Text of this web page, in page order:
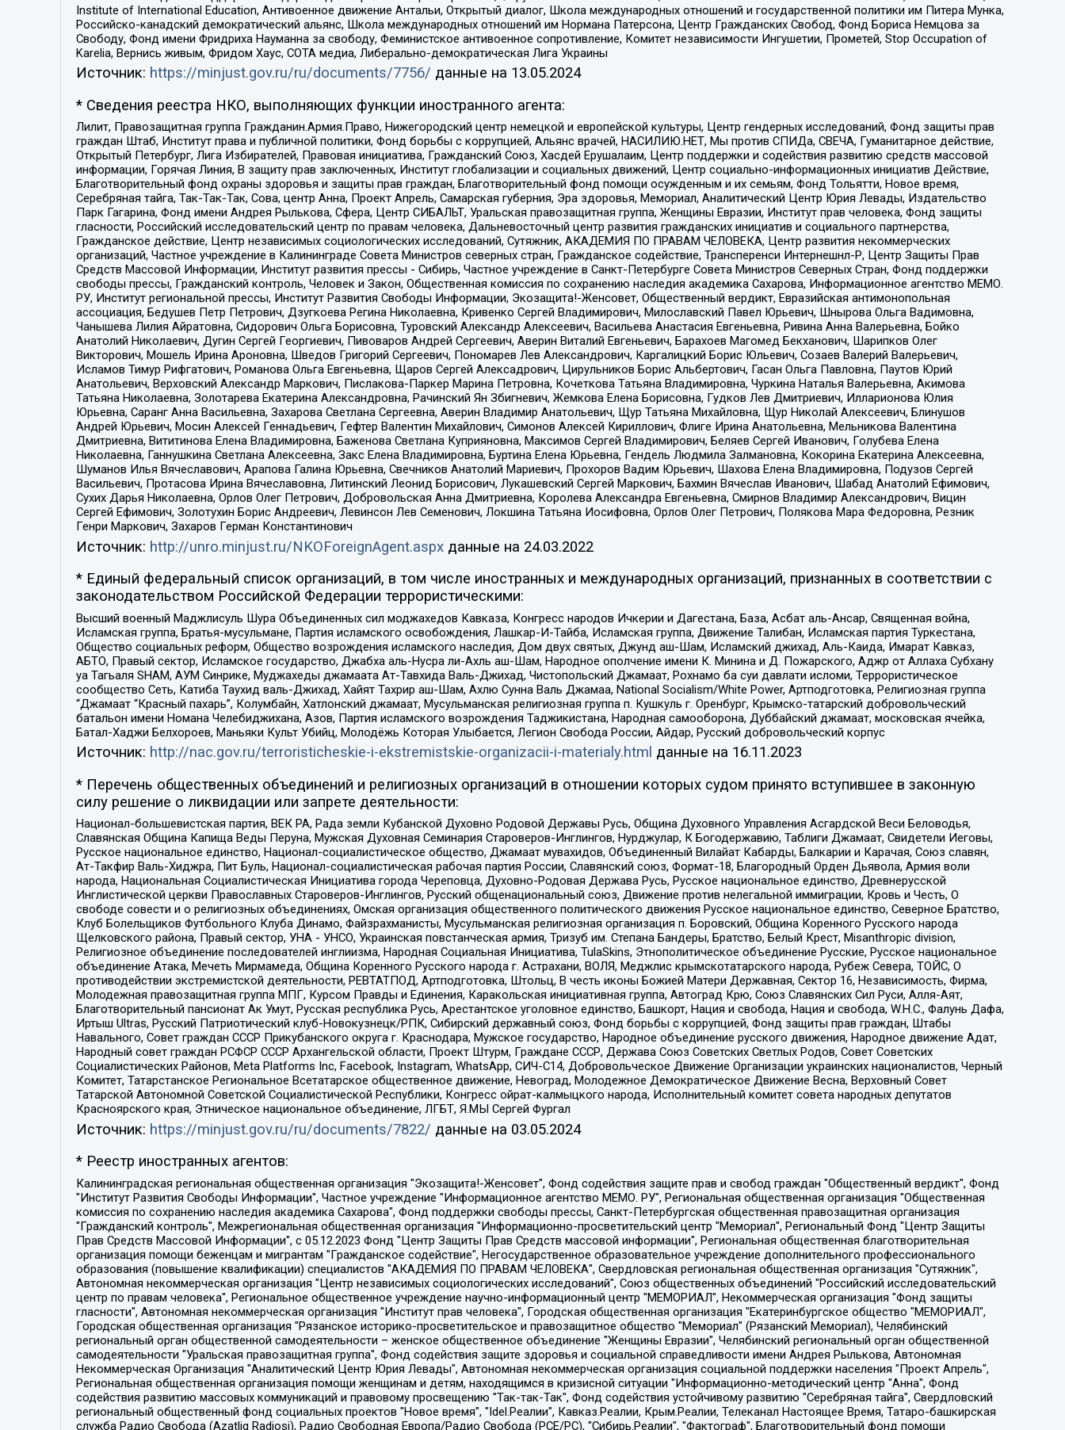
Institute of International Education, Антивоенное движение Антальи, Открытый диалог, Школа международных отношений и государственной политики им Питера Мунка,
Российско-канадский демократический альянс, Школа международных отношений им Нормана Патерсона, Центр Гражданских Свобод, Фонд Бориса Немцова за
Свободу, Фонд имени Фридриха Науманна за свободу, Феминистское антивоенное сопротивление, Комитет независимости Ингушетии, Прометей, Stop Occupation of
Karelia, Вернись живым, Фридом Хаус, СОТА медиа, Либерально-демократическая Лига Украины
Источник: https://minjust.gov.ru/ru/documents/7756/ данные на 13.05.2024
* Сведения реестра НКО, выполняющих функции иностранного агента:
Лилит, Правозащитная группа Гражданин.Армия.Право, Нижегородский центр немецкой и европейской культуры, Центр гендерных исследований, Фонд защиты прав
граждан Штаб, Институт права и публичной политики, Фонд борьбы с коррупцией, Альянс врачей, НАСИЛИЮ.НЕТ, Мы против СПИДа, СВЕЧА, Гуманитарное действие,
Открытый Петербург, Лига Избирателей, Правовая инициатива, Гражданский Союз, Хасдей Ерушалаим, Центр поддержки и содействия развитию средств массовой
информации, Горячая Линия, В защиту прав заключенных, Институт глобализации и социальных движений, Центр социально-информационных инициатив Действие,
Благотворительный фонд охраны здоровья и защиты прав граждан, Благотворительный фонд помощи осужденным и их семьям, Фонд Тольятти, Новое время,
Серебряная тайга, Так-Так-Так, Сова, центр Анна, Проект Апрель, Самарская губерния, Эра здоровья, Мемориал, Аналитический Центр Юрия Левады, Издательство
Парк Гагарина, Фонд имени Андрея Рылькова, Сфера, Центр СИБАЛЬТ, Уральская правозащитная группа, Женщины Евразии, Институт прав человека, Фонд защиты
гласности, Российский исследовательский центр по правам человека, Дальневосточный центр развития гражданских инициатив и социального партнерства,
Гражданское действие, Центр независимых социологических исследований, Сутяжник, АКАДЕМИЯ ПО ПРАВАМ ЧЕЛОВЕКА, Центр развития некоммерческих
организаций, Частное учреждение в Калининграде Совета Министров северных стран, Гражданское содействие, Трансперенси Интернешнл-Р, Центр Защиты Прав
Средств Массовой Информации, Институт развития прессы - Сибирь, Частное учреждение в Санкт-Петербурге Совета Министров Северных Стран, Фонд поддержки
свободы прессы, Гражданский контроль, Человек и Закон, Общественная комиссия по сохранению наследия академика Сахарова, Информационное агентство МЕМО.
РУ, Институт региональной прессы, Институт Развития Свободы Информации, Экозащита!-Женсовет, Общественный вердикт, Евразийская антимонопольная
ассоциация, Бедушев Петр Петрович, Дзугкоева Регина Николаевна, Кривенко Сергей Владимирович, Милославский Павел Юрьевич, Шнырова Ольга Вадимовна,
Чанышева Лилия Айратовна, Сидорович Ольга Борисовна, Туровский Александр Алексеевич, Васильева Анастасия Евгеньевна, Ривина Анна Валерьевна, Бойко
Анатолий Николаевич, Дугин Сергей Георгиевич, Пивоваров Андрей Сергеевич, Аверин Виталий Евгеньевич, Барахоев Магомед Бекханович, Шарипков Олег
Викторович, Мошель Ирина Ароновна, Шведов Григорий Сергеевич, Пономарев Лев Александрович, Каргалицкий Борис Юльевич, Созаев Валерий Валерьевич,
Исламов Тимур Рифгатович, Романова Ольга Евгеньевна, Щаров Сергей Алексадрович, Цирульников Борис Альбертович, Гасан Ольга Павловна, Паутов Юрий
Анатольевич, Верховский Александр Маркович, Пислакова-Паркер Марина Петровна, Кочеткова Татьяна Владимировна, Чуркина Наталья Валерьевна, Акимова
Татьяна Николаевна, Золотарева Екатерина Александровна, Рачинский Ян Збигневич, Жемкова Елена Борисовна, Гудков Лев Дмитриевич, Илларионова Юлия
Юрьевна, Саранг Анна Васильевна, Захарова Светлана Сергеевна, Аверин Владимир Анатольевич, Щур Татьяна Михайловна, Щур Николай Алексеевич, Блинушов
Андрей Юрьевич, Мосин Алексей Геннадьевич, Гефтер Валентин Михайлович, Симонов Алексей Кириллович, Флиге Ирина Анатольевна, Мельникова Валентина
Дмитриевна, Вититинова Елена Владимировна, Баженова Светлана Куприяновна, Максимов Сергей Владимирович, Беляев Сергей Иванович, Голубева Елена
Николаевна, Ганнушкина Светлана Алексеевна, Закс Елена Владимировна, Буртина Елена Юрьевна, Гендель Людмила Залмановна, Кокорина Екатерина Алексеевна,
Шуманов Илья Вячеславович, Арапова Галина Юрьевна, Свечников Анатолий Мариевич, Прохоров Вадим Юрьевич, Шахова Елена Владимировна, Подузов Сергей
Васильевич, Протасова Ирина Вячеславовна, Литинский Леонид Борисович, Лукашевский Сергей Маркович, Бахмин Вячеслав Иванович, Шабад Анатолий Ефимович,
Сухих Дарья Николаевна, Орлов Олег Петрович, Добровольская Анна Дмитриевна, Королева Александра Евгеньевна, Смирнов Владимир Александрович, Вицин
Сергей Ефимович, Золотухин Борис Андреевич, Левинсон Лев Семенович, Локшина Татьяна Иосифовна, Орлов Олег Петрович, Полякова Мара Федоровна, Резник
Генри Маркович, Захаров Герман Константинович
Источник: http://unro.minjust.ru/NKOForeignAgent.aspxданные на 24.03.2022
* Единый федеральный список организаций, в том числе иностранных и международных организаций, признанных в соответствии с
законодательством Российской Федерации террористическими:
Высший военный Маджлисуль Шура Объединенных сил моджахедов Кавказа, Конгресс народов Ичкерии и Дагестана, База, Асбат аль-Ансар, Священная война,
Исламская группа, Братья-мусульмане, Партия исламского освобождения, Лашкар-И-Тайба, Исламская группа, Движение Талибан, Исламская партия Туркестана,
Общество социальных реформ, Общество возрождения исламского наследия, Дом двух святых, Джунд аш-Шам, Исламский джихад, Аль-Каида, Имарат Кавказ,
АБТО, Правый сектор, Исламское государство, Джабха аль-Нусра ли-Ахль аш-Шам, Народное ополчение имени К. Минина и Д. Пожарского, Аджр от Аллаха Субхану
уа Тагьаля SHAM, АУМ Синрике, Муджахеды джамаата Ат-Тавхида Валь-Джихад, Чистопольский Джамаат, Рохнамо ба суи давлати исломи, Террористическое
сообщество Сеть, Катиба Таухид валь-Джихад, Хайят Тахрир аш-Шам, Ахлю Сунна Валь Джамаа, National Socialism/White Power, Артподготовка, Религиозная группа
“Джамаат “Красный пахарь”, Колумбайн, Хатлонский джамаат, Мусульманская религиозная группа п. Кушкуль г. Оренбург, Крымско-татарский добровольческий
батальон имени Номана Челебиджихана, Азов, Партия исламского возрождения Таджикистана, Народная самооборона, Дуббайский джамаат, московская ячейка,
Батал-Хаджи Белхороев, Маньяки Культ Убийц, Молодёжь Которая Улыбается, Легион Свобода России, Айдар, Русский добровольческий корпус
Источник: http://nac.gov.ru/terroristicheskie-i-ekstremistskie-organizacii-i-materialy.html данные на 16.11.2023
* Перечень общественных объединений и религиозных организаций в отношении которых судом принято вступившее в законную
силу решение о ликвидации или запрете деятельности:
Национал-большевистская партия, ВЕК РА, Рада земли Кубанской Духовно Родовой Державы Русь, Община Духовного Управления Асгардской Веси Беловодья,
Славянская Община Капища Веды Перуна, Мужская Духовная Семинария Староверов-Инглингов, Нурджулар, К Богодержавию, Таблиги Джамаат, Свидетели Иеговы,
Русское национальное единство, Национал-социалистическое общество, Джамаат мувахидов, Объединенный Вилайат Кабарды, Балкарии и Карачая, Союз славян,
Ат-Такфир Валь-Хиджра, Пит Буль, Национал-социалистическая рабочая партия России, Славянский союз, Формат-18, Благородный Орден Дьявола, Армия воли
народа, Национальная Социалистическая Инициатива города Череповца, Духовно-Родовая Держава Русь, Русское национальное единство, Древнерусской
Инглистической церкви Православных Староверов-Инглингов, Русский общенациональный союз, Движение против нелегальной иммиграции, Кровь и Честь, О
свободе совести и о религиозных объединениях, Омская организация общественного политического движения Русское национальное единство, Северное Братство,
Клуб Болельщиков Футбольного Клуба Динамо, Файзрахманисты, Мусульманская религиозная организация п. Боровский, Община Коренного Русского народа
Щелковского района, Правый сектор, УНА - УНСО, Украинская повстанческая армия, Тризуб им. Степана Бандеры, Братство, Белый Крест, Misanthropic division,
Религиозное объединение последователей инглиизма, Народная Социальная Инициатива, TulaSkins, Этнополитическое объединение Русские, Русское национальное
объединение Атака, Мечеть Мирмамеда, Община Коренного Русского народа г. Астрахани, ВОЛЯ, Меджлис крымскотатарского народа, Рубеж Севера, ТОЙС, О
противодействии экстремистской деятельности, РЕВТАТПОД, Артподготовка, Штольц, В честь иконы Божией Матери Державная, Сектор 16, Независимость, Фирма,
Молодежная правозащитная группа МПГ, Курсом Правды и Единения, Каракольская инициативная группа, Автоград Крю, Союз Славянских Сил Руси, Алля-Аят,
Благотворительный пансионат Ак Умут, Русская республика Русь, Арестантское уголовное единство, Башкорт, Нация и свобода, Нация и свобода, W.H.С., Фалунь Дафа,
Иртыш Ultras, Русский Патриотический клуб-Новокузнецк/РПК, Сибирский державный союз, Фонд борьбы с коррупцией, Фонд защиты прав граждан, Штабы
Навального, Совет граждан СССР Прикубанского округа г. Краснодара, Мужское государство, Народное объединение русского движения, Народное движение Адат,
Народный совет граждан РСФСР СССР Архангельской области, Проект Штурм, Граждане СССР, Держава Союз Советских Светлых Родов, Совет Советских
Социалистических Районов, Meta Platforms Inc, Facebook, Instagram, WhatsApp, СИЧ-С14, Добровольческое Движение Организации украинских националистов, Черный
Комитет, Татарстанское Региональное Всетатарское общественное движение, Невоград, Молодежное Демократическое Движение Весна, Верховный Совет
Татарской Автономной Советской Социалистической Республики, Конгресс ойрат-калмыцкого народа, Исполнительный комитет совета народных депутатов
Красноярского края, Этническое национальное объединение, ЛГБТ, Я.МЫ Сергей Фургал
Источник: https://minjust.gov.ru/ru/documents/7822/ данные на 03.05.2024
* Реестр иностранных агентов:
Калининградская региональная общественная организация "Экозащита!-Женсовет", Фонд содействия защите прав и свобод граждан "Общественный вердикт", Фонд "Институт Развития Свободы Информации", Частное учреждение "Информационное агентство МЕМО. РУ", Региональная общественная организация "Общественная комиссия по сохранению наследия академика Сахарова", Фонд поддержки свободы прессы, Санкт-Петербургская общественная правозащитная организация "Гражданский контроль", Межрегиональная общественная организация "Информационно-просветительский центр "Мемориал", Региональный Фонд "Центр Защиты Прав Средств Массовой Информации", с 05.12.2023 Фонд "Центр Защиты Прав Средств массовой информации", Региональная общественная благотворительная организация помощи беженцам и мигрантам "Гражданское содействие", Негосударственное образовательное учреждение дополнительного профессионального образования (повышение квалификации) специалистов "АКАДЕМИЯ ПО ПРАВАМ ЧЕЛОВЕКА", Свердловская региональная общественная организация "Сутяжник", Автономная некоммерческая организация "Центр независимых социологических исследований", Союз общественных объединений "Российский исследовательский центр по правам человека", Региональное общественное учреждение научно-информационный центр "МЕМОРИАЛ", Некоммерческая организация "Фонд защиты гласности", Автономная некоммерческая организация "Институт прав человека", Городская общественная организация "Екатеринбургское общество "МЕМОРИАЛ", Городская общественная организация "Рязанское историко-просветительское и правозащитное общество "Мемориал" (Рязанский Мемориал), Челябинский региональный орган общественной самодеятельности – женское общественное объединение "Женщины Евразии", Челябинский региональный орган общественной самодеятельности "Уральская правозащитная группа", Фонд содействия защите здоровья и социальной справедливости имени Андрея Рылькова, Автономная Некоммерческая Организация "Аналитический Центр Юрия Левады", Автономная некоммерческая организация социальной поддержки населения "Проект Апрель", Региональная общественная организация помощи женщинам и детям, находящимся в кризисной ситуации "Информационно-методический центр "Анна", Фонд содействия развитию массовых коммуникаций и правовому просвещению "Так-так-Так", Фонд содействия устойчивому развитию "Серебряная тайга", Свердловский региональный общественный фонд социальных проектов "Новое время", "Idel.Реалии", Кавказ.Реалии, Крым.Реалии, Телеканал Настоящее Время, Татаро-башкирская служба Радио Свобода (Azatliq Radiosi), Радио Свободная Европа/Радио Свобода (PCE/PC), "Сибирь.Реалии", "Фактограф", Благотворительный фонд помощи осужденным и их семьям, Автономная некоммерческая организация "Институт глобализации и социальных движений", Фонд "В защиту прав заключенных", Частное учреждение "Центр поддержки и содействия развитию средств массовой информации", Пензенский региональный общественный благотворительный фонд "Гражданский союз", "Север.Реалии", Некоммерческая организация Фонд "Правовая инициатива", Общество с ограниченной ответственностью "Радио Свободная Европа/Радио Свобода", Чешское информационное агентство "MEDIUM-ORIENT", Красноярская региональная общественная организация "Мы против СПИДа", Камалягин Денис Николаевич, Маркелов Сергей Евгеньевич, Пономарев Лев Александрович, Савицкая Людмила Алексеевна, Автономная некоммерческая организация "Центр по работе с проблемой насилия "НАСИЛИЮ.НЕТ", Межрегиональный профессиональный союз работников здравоохранения "Альянс врачей", Юридическое лицо, зарегистрированное в Латвийской Республике, SIA "Medusa Project" (регистрационный номер 40103797863, дата регистрации 10.06.2014), Некоммерческая организация "Фонд по борьбе с коррупцией", Автономная некоммерческая организация "Институт права и публичной политики", Баданин Роман Сергеевич, Гликин Максим Александрович, Железнова Мария Михайловна, Лукьянова Юлия Сергеевна, Маетная Елизавета Витальевна, Маняхин Петр Борисович, Чуракова Ольга Владимировна, Ярош Юлия Петровна, Юридическое лицо "The Insider SIA", зарегистрированное в Риге, Латвийская Республика (дата регистрации 26.06.2015), являющееся администратором доменного имени интернет-издания "The Insider SIA", https://theins.ru, Постернак Алексей Евгеньевич, Рубин Михаил Аркадьевич, Анин Роман Александрович, Юридическое лицо Istories fonds, зарегистрированное в Латвийской Республике (регистрационный номер 50008295751, дата регистрации 24.02.2020), Великовский Дмитрий Александрович, Долинина Ирина Николаевна, Мароховская Алеся Алексеевна, Шлейнов Роман Юрьевич, Шмагун Олеся Валентиновна, Общество с ограниченной ответственностью "Альтаир 2021", Общество с ограниченной ответственностью "Вега 2021", Общество с ограниченной ответственностью "Главный редактор 2021", Общество с ограниченной ответственностью "Ромашки монолит", Важенков Артем Валерьевич, Ивановская областная общественная организация "Центр гендерных исследований", Гурман Юрий Альбертович, Медиапроект "ОВД-Инфо", Егоров Владимир Владимирович, Жилинский Владимир Александрович, Общество с ограниченной ответственностью "ЗП", Иванова София Юрьевна, Карезина Инна Павловна, Кильтау Екатерина Викторовна, Петров Алексей Викторович, Пискунов Сергей Евгеньевич, Смирнов Сергей Сергеевич, Тихонов Михаил Сергеевич, Общество с ограниченной ответственностью "ЖУРНАЛИСТ-ИНОСТРАННЫЙ АГЕНТ", Арапова Галина Юрьевна, Вольтская Татьяна Анатольевна, Американская компания "Mason G.E.S. Anonymous Foundation" (США), являющаяся владельцем интернет-издания https://mnews.world/, Компания "Stichting Bellingcat", зарегистрированная в Нидерландах (дата регистрации 11.07.2018), Захаров Андрей Вячеславович, Клепиковская Екатерина Дмитриевна, Общество с ограниченной ответственностью "МЕМО", Перл Роман Александрович, Симонов Евгений Алексеевич, Соловьева Елена Анатольевна, Сотников Даниил Владимирович, Сурначева Елизавета Дмитриевна, Автономная некоммерческая организация по защите прав человека и информированию населения "Якутия – Наше Мнение", Общество с ограниченной ответственностью "Москоу диджитал медиа", с 26.01.2023 Общество с ограниченной ответственностью "Чайка Белые сады", Ветошкина Валерия Валерьевна, Заговора Максим Александрович, Межрегиональное общественное движение "Российская ЛГБТ - сеть", Оленичев Максим Владимирович, Павлов Иван Юрьевич, Скворцова Елена Сергеевна, Общество с ограниченной ответственностью "Как бы инагент", Кочетков Игорь Викторович, Общество с ограниченной ответственностью "Честные выборы", Еланчик Олег Александрович, Общество с ограниченной ответственностью "Нобелевский призыв", Гималова Регина Эмилевна, Григорьев Андрей Валерьевич, Григорьева Алина Александровна, Ассоциация по содействию защите прав призывников, альтернативнослужащих и военнослужащих "Правозащитная группа "Гражданин.Армия.Право", Хисамова Регина Фаритовна, Автономная некоммерческая организация по реализации социально-правовых программ "Лилит", Дальневосточное общественное движение "Маяк", Санкт-Петербургская ЛГБТ-инициативная группа "Выход", Инициативная группа ЛГБТ+ "Реверс", Алексеев Андрей Викторович, Бекбулатова Таисия Львовна, Беляев Иван Михайлович, Владыкина Елена Сергеевна, Гельман Марат Александрович, Никульшина Вероника Юрьевна, Толоконникова Надежда Андреевна, Шендерович Виктор Анатольевич, Общество с ограниченной ответственностью "Данное сообщение", Общество с ограниченной ответственностью Издательский дом "Новая глава", Айнбиндер Александра Александровна, Московский комьюнити-центр для ЛГБТ+инициатив, Благотворительный фонд развития филантропии, Deutsche Welle (Германия, Kurt-Schumacher-Strasse 3, 53113 Bonn), Борзунова Мария Михайловна, Воробьев Виктор Викторович, Голубева Анна Львовна, Константинова Алла Михайловна, Малкова Ирина Владимировна, Мурадов Мурад Абдулгалимович, Осетинская Елизавета Николаевна, Понасенков Евгений Николаевич, Ганапольский Матвей Юрьевич, Киселев Евгений Алексеевич, Борухович Ирина Григорьевна, Дремин Иван Тимофеевич, Дубровский Дмитрий Викторович, Красноярская региональная общественная организация поддержки и развития альтернативных образовательных технологий и межкультурных коммуникаций "ИНТЕРРА", Маяковская Екатерина Алексеевна, Фейгин Марк Захарович, Филимонов Андрей Викторович, Дзугкоева Регина Николаевна, Доброхотов Роман Александрович, Дудь Юрий Александрович, Елкин Сергей Владимирович, Кругликов Кирилл Игоревич, Сабунаева Мария Леонидовна, Семенов Алексей Владимирович, Шаинян Карен Багратович, Шульман Екатерина Михайловна, Асафьев Артур Валерьевич, Вахштайн Виктор Семенович, Венедиктов Алексей Алексеевич, Лушникова Екатерина Евгеньевна, Волков Леонид Михайлович, Невзоров Александр Глебович, Пархоменко Сергей Борисович, Сироткин Ярослав Николаевич, Кара-Мурза Владимир Владимирович, Баранова Наталья Владимировна, Гозман Леонид Яковлевич, Кагарлицкий Борис Юльевич, Климарев Михаил Валерьевич, Милов Владимир Станиславович, Автономная некоммерческая организация Краснодарский центр современного искусства "Типография", Моргенштерн Алишер Тагирович, Соболь Любовь Эдуардовна, Общество с ограниченной ответственностью "ЛИЗА НОРМ", Каспаров Гарри Кимович, Ходорковский Михаил Борисович, Общество с ограниченной ответственностью "Апрельские тезисы", Данилович Ирина Брониславовна, Кашин Олег Владимирович, Петров Николай Владимирович, Пивоваров Алексей Владимирович, Соколов Михаил Владимирович, Цветкова Юлия Владимировна, Чичваркин Евгений Александрович, Комитет против пыток/Команда против пыток, Общество с ограниченной ответственностью "Первый научный", Общество с ограниченной ответственностью "Вертолет и ко", Белоцерковская Вероника Борисовна, Кац Максим Евгеньевич, Лазарева Татьяна Юрьевна, Шаведдинов Руслан Табризович, Яшин Илья Валерьевич, Общество с ограниченной ответственностью "Иноагент ААВ", Алешковский Дмитрий Петрович, Альбац Евгения Марковна, Быков Дмитрий Львович, Галямина Юлия Евгеньевна, Лойко Сергей Леонидович, Мартынов Кирилл Константинович, Медведев Сергей Александрович, Крашенинников Федор Геннадиевич, Гордеева Катерина Вл